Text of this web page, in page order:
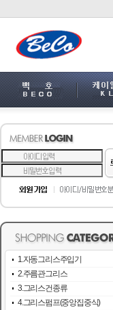
1.자동그리스주입기
2.주름관그리스
3.그리스건종류
4.그리스펌프(중앙집중식)